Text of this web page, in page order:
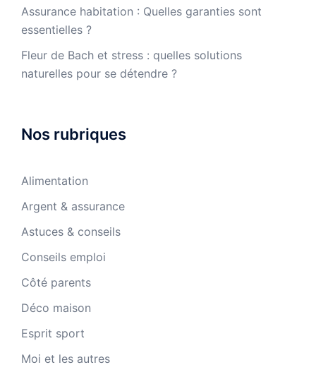
Assurance habitation : Quelles garanties sont
essentielles ?
Fleur de Bach et stress : quelles solutions
naturelles pour se détendre ?
Nos rubriques
Alimentation
Argent & assurance
Astuces & conseils
Conseils emploi
Côté parents
Déco maison
Esprit sport
Moi et les autres